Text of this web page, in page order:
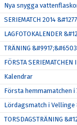
Nya snygga
SERIEMATCH 2014
LAGFOTOKALENDER
TRÄNING
FÖRSTA
Kalendrar
Första hemmamatchen i
Lördagsmatch i Vellinge
TORSDAGSTRÄNING